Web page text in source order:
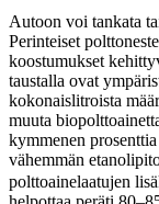
Autoon voi tankata
Perinteiset
koostumukset
taustalla ovat
kokonaislitroista
muuta
kymmenen
vähemmän
polttoainelaatujen